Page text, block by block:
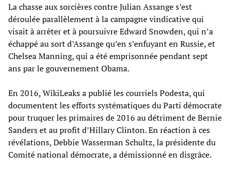
La chasse aux sorcières contre Julian Assange s’est
déroulée parallèlement à la campagne vindicative qui
visait à arrêter et à poursuivre Edward Snowden, qui n’a
échappé au sort d’Assange qu’en s’enfuyant en Russie, et
Chelsea Manning, qui a été emprisonnée pendant sept
ans par le gouvernement Obama.
En 2016, WikiLeaks a publié les courriels Podesta, qui
documentent les efforts systématiques du Parti démocrate
pour truquer les primaires de 2016 au détriment de Bernie
Sanders et au profit d’Hillary Clinton. En réaction à ces
révélations, Debbie Wasserman Schultz, la présidente du
Comité national démocrate, a démissionné en disgrâce.